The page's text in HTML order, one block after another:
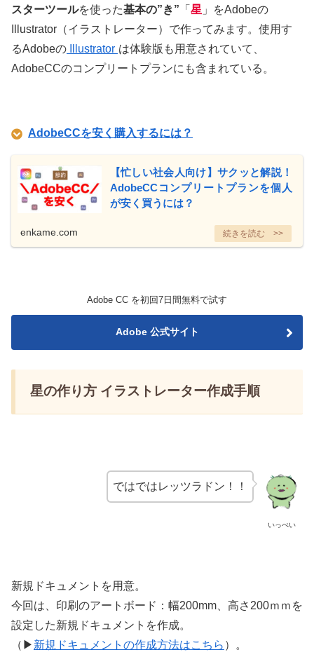
スターツールを使った基本の”き” 「 星 」をAdobeの
Illustrator（イラストレーター）で作ってみます。 使用す
るAdobeの Illustrator は体験版も用意されていて、
AdobeCCのコンプリートプランにも含まれている。
AdobeCCを安く購入するには？
【忙しい社会人向け】サクッと解説！
AdobeCCコンプリートプランを個人
が安く買うには？
enkame.com
Adobe CC を初回7日間無料で試す
Adobe 公式サイト
星の作り方 イラストレーター作成手順
いっぺい
ではではレッツラドン！！
新規ドキュメントを用意。
今回は、印刷のアートボード：幅200mm、高さ200ｍｍを
設定した新規ドキュメントを作成。
（▶︎ 新規ドキュメントの作成方法はこちら ）。